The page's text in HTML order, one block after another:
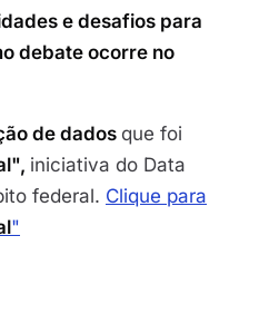
e desafios para
debate ocorre no
de dados que foi
iniciativa do Data
federal. Clique para
"